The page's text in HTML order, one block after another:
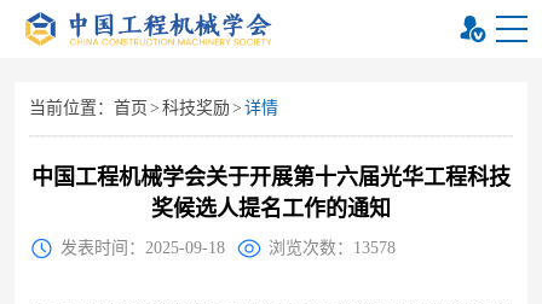
当前位置： 首页 > 科技奖励 > 详情
中国工程机械学会关于开展第十六届光华工程科技
奖候选人提名工作的通知
发表时间：2025-09-18 浏览次数：13578